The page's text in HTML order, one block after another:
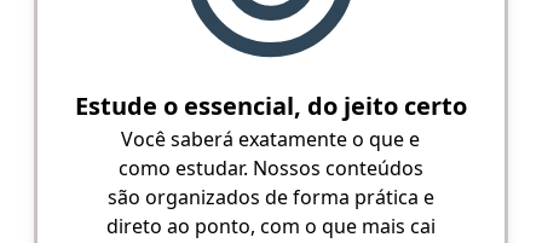
Estude o essencial, do jeito certo
Você saberá exatamente o que e
como estudar. Nossos conteúdos
são organizados de forma prática e
direto ao ponto, com o que mais cai